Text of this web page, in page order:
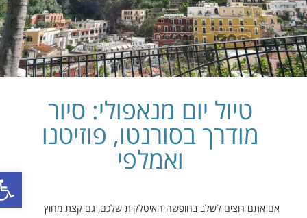
פתח
טיול יום מנאפולי: סיור
מודרך בסורנטו, פוזיטנו
ואמלפי
אם אתם רוצים לשלב בחופשה האיטלקית שלכם, גם קצת מחוץ